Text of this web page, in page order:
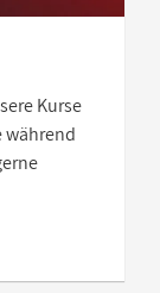
Kurse
während